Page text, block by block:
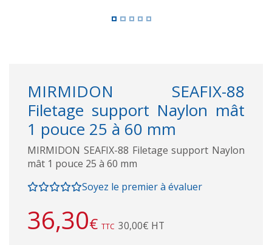
MIRMIDON SEAFIX-88
Filetage support Naylon mât
1 pouce 25 à 60 mm
MIRMIDON SEAFIX-88 Filetage support Naylon
mât 1 pouce 25 à 60 mm
Soyez le premier à évaluer
36,30€ TTC 30,00€ HT